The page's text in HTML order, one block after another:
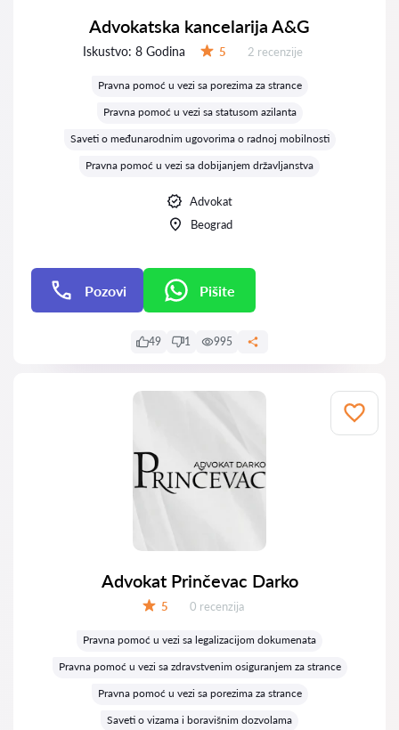
Advokatska kancelarija A&G
Iskustvo: 8 Godina 5 Recenzija:
2 recenzije
Pravna pomoć u vezi sa porezima za strance
Pravna pomoć u vezi sa statusom azilanta
Saveti o međunarodnim ugovorima o radnoj mobilnosti
Pravna pomoć u vezi sa dobijanjem državljanstva
Advokat
Beograd
Pozovi Pišite
49 1 995
Advokat Prinčevac Darko
5 Recenzija:
0 recenzija
Pravna pomoć u vezi sa legalizacijom dokumenata
Pravna pomoć u vezi sa zdravstvenim osiguranjem za strance
Pravna pomoć u vezi sa porezima za strance
Saveti o vizama i boravišnim dozvolama